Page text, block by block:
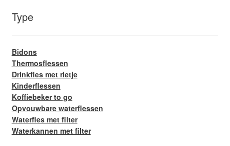
Type
Bidons
Thermosflessen
Drinkfles met rietje
Kinderflessen
Koffiebeker to go
Opvouwbare waterflessen
Waterfles met filter
Waterkannen met filter